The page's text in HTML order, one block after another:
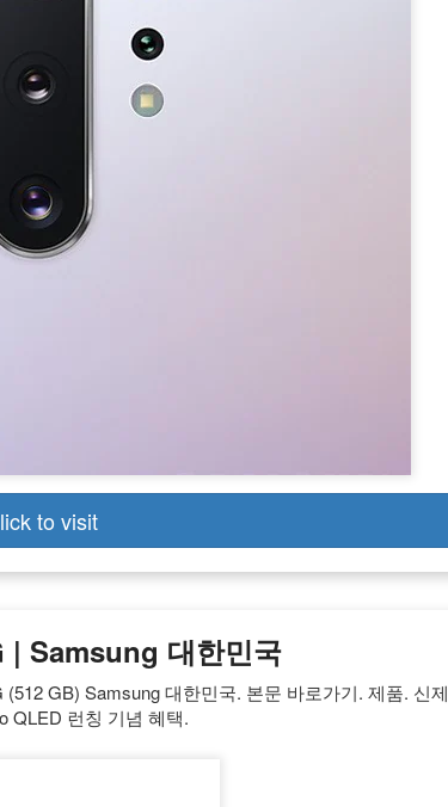
to visit
| Samsung 대한민국
GB) Samsung 대한민국. 본문 바로가기. 제품. 신제
QLED 런칭 기념 혜택.